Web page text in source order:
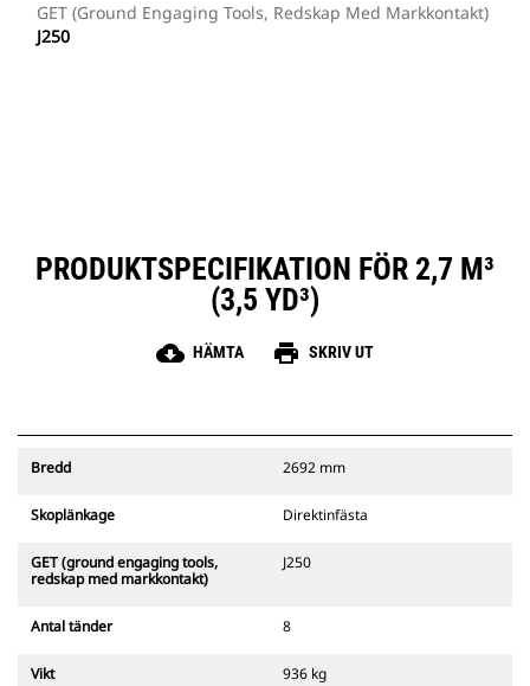
GET (ground Engaging Tools, Redskap Med Markkontakt)
J250
PRODUKTSPECIFIKATION FÖR 2,7 M³
(3,5 YD³)
cloud_download HÄMTA print SKRIV UT
Bredd 2692 mm
Skoplänkage Direktinfästa
GET (ground engaging tools,
redskap med markkontakt)
J250
Antal tänder 8
Vikt 936 kg